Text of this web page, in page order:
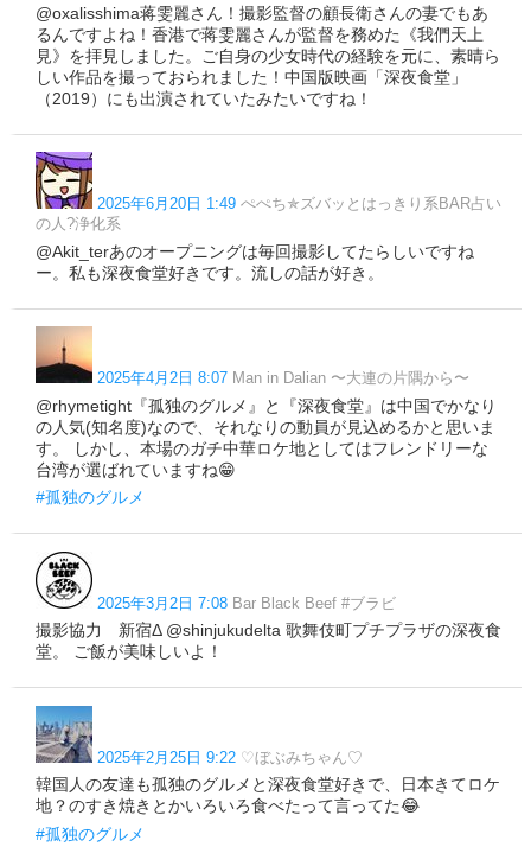
@oxalisshima蒋雯麗さん！撮影監督の顧長衛さんの妻でもあ
るんですよね！香港で蒋雯麗さんが監督を務めた《我們天上
見》を拝見しました。ご自身の少女時代の経験を元に、素晴ら
しい作品を撮っておられました！中国版映画「深夜食堂」
（2019）にも出演されていたみたいですね！
2025年6月20日 1:49 ぺぺち✯ズバッとはっきり系BAR占い
の人?浄化系
@Akit_terあのオープニングは毎回撮影してたらしいですね
ー。私も深夜食堂好きです。流しの話が好き。
2025年4月2日 8:07 Man in Dalian 〜大連の片隅から〜
@rhymetight『孤独のグルメ』と『深夜食堂』は中国でかなり
の人気(知名度)なので、それなりの動員が見込めるかと思いま
す。 しかし、本場のガチ中華ロケ地としてはフレンドリーな
台湾が選ばれていますね😁
#孤独のグルメ
2025年3月2日 7:08 Bar Black Beef #ブラビ
撮影協力 新宿Δ @shinjukudelta 歌舞伎町プチプラザの深夜食
堂。 ご飯が美味しいよ！
2025年2月25日 9:22 ♡ぼぶみちゃん♡
韓国人の友達も孤独のグルメと深夜食堂好きで、日本きてロケ
地？のすき焼きとかいろいろ食べたって言ってた😂
#孤独のグルメ